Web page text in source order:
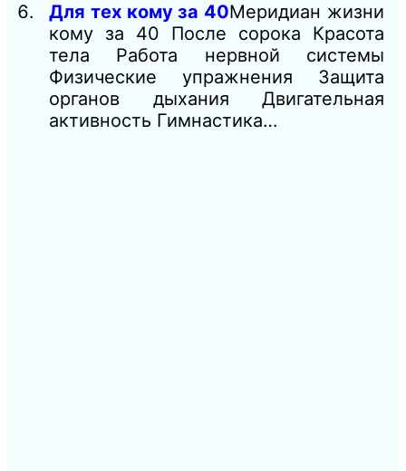
Для тех кому за 40Меридиан жизни
кому за 40 После сорока Красота
тела Работа нервной системы
Физические упражнения Защита
органов дыхания Двигательная
активность Гимнастика…